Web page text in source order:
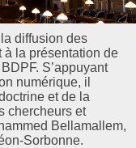
diffusion des
à la présentation de
S’appuyant
numérique, il
et de la
chercheurs et
Bellamallem,
Sorbonne.